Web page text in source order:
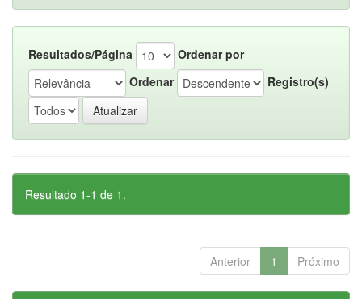
Resultados/Página
Ordenar por
Ordenar
Registro(s)
Resultado 1-1 de 1.
Anterior 1 Próximo